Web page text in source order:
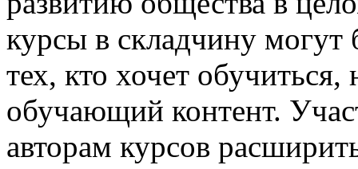
курсы в складчину могут
тех, кто хочет обучиться,
обучающий контент.
авторам курсов